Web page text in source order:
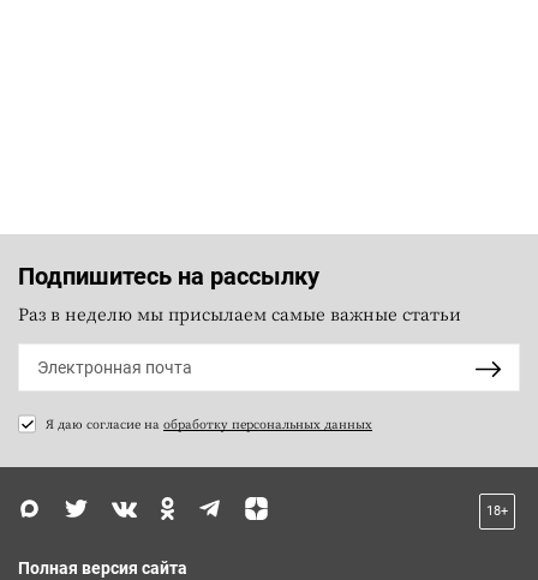
Подпишитесь на рассылку
Раз в неделю мы присылаем самые важные статьи
Я даю согласие на обработку персональных данных
18+
Полная версия сайта